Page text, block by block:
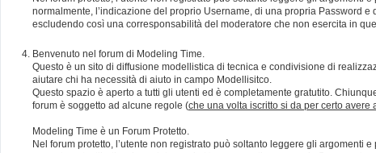
normalmente, l’indicazione del proprio Username, di una propria Password
escludendo così una corresponsabilità del moderatore che non esercita in
Benvenuto nel forum di Modeling Time.
Questo è un sito di diffusione modellistica di tecnica e condivisione di
aiutare chi ha necessità di aiuto in campo Modellisitco.
Questo spazio è aperto a tutti gli utenti ed è completamente gratutito.
forum è soggetto ad alcune regole (che una volta iscritto si da per certo avere
Modeling Time è un Forum Protetto.
Nel forum protetto, l’utente non registrato può soltanto leggere gli